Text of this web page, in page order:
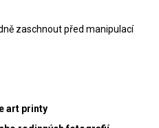
zaschnout před manipulací
art printy